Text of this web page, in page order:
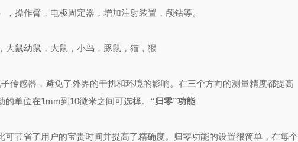
操作臂，电极固定器，增加注射装置，颅钻等。
大鼠幼鼠，大鼠，小鸟，豚鼠，猫，猴
传感器，避免了外界的干扰和环境的影响。在三个方向的测量精度都提高
单位在1mm到10微米之间可选择。 “归零”功能
节省了用户的宝贵时间并提高了精确度。归零功能的设置很简单，在每个